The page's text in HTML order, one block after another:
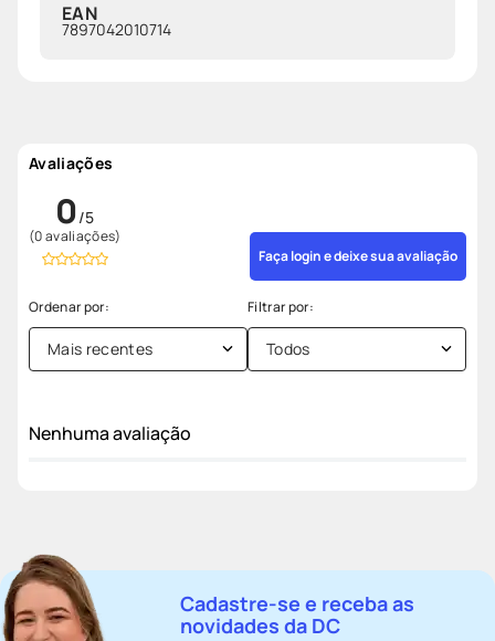
EAN
7897042010714
Avaliações
0
(0 avaliações)
Faça login e deixe sua avaliação
Mais recentes Todos
Nenhuma avaliação
Cadastre-se e receba as
novidades da DC